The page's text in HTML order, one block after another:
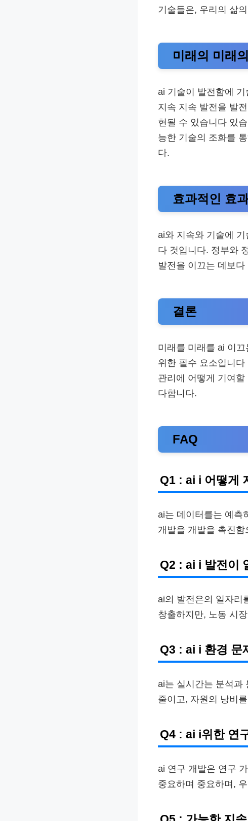
기술들은, 우리의 삶
미래의 미래
ai 기술이 발전함에
지속 지속 발전을 발
현될 수 있습니다 있
능한 기술의 조화를
다.
효과적인 효
ai와 지속와 기술에
다 것입니다. 정부와
발전을 이끄는 데보
결론
미래를 미래를 ai 이
위한 필수 요소입니
관리에 어떻게 기여
다합니다.
FAQ
Q1 : ai i 어떻게
ai는 데이터를는 예측
개발을 개발을 촉진
Q2 : ai i 발전이
ai의 발전은의 일자리
창출하지만, 노동 시
Q3 : ai i 환경 문
ai는 실시간는 분석과
줄이고, 자원의 낭비
Q4 : ai i위한 연
ai 연구 개발은 연구
중요하며 중요하며,